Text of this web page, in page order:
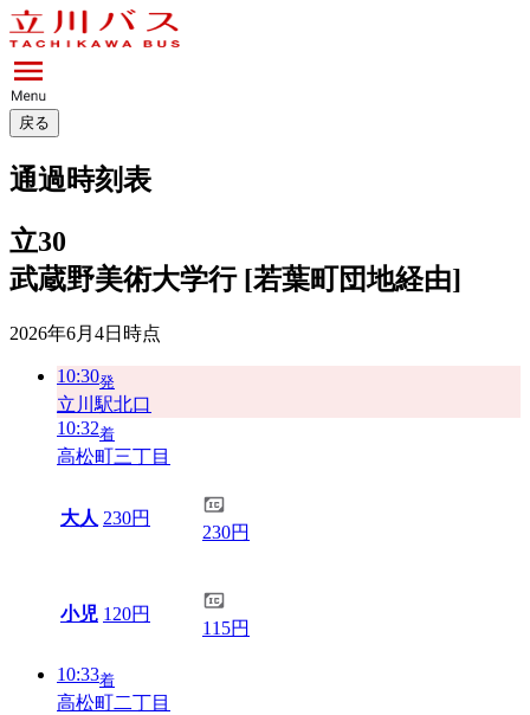
戻る
通過時刻表
立30
武蔵野美術大学行 [若葉町団地経由]
2026年6月4日 時点
10:30発
立川駅北口
10:32着
高松町三丁目
大人 230円
230円
小児 120円
115円
10:33着
高松町二丁目